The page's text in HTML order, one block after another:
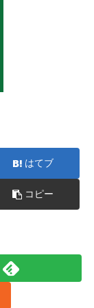
はてブ
コピー